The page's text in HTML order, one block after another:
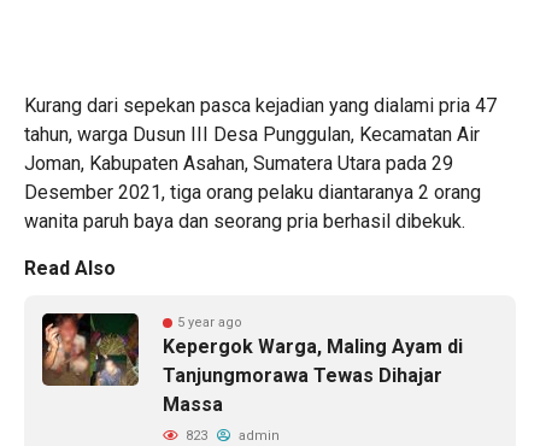
Kurang dari sepekan pasca kejadian yang dialami pria 47
tahun, warga Dusun III Desa Punggulan, Kecamatan Air
Joman, Kabupaten Asahan, Sumatera Utara pada 29
Desember 2021, tiga orang pelaku diantaranya 2 orang
wanita paruh baya dan seorang pria berhasil dibekuk.
Read Also
5 year ago
Kepergok Warga, Maling Ayam di
Tanjungmorawa Tewas Dihajar
Massa
823 admin